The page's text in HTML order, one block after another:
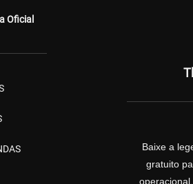
Oficial
Baixe a
gratuito